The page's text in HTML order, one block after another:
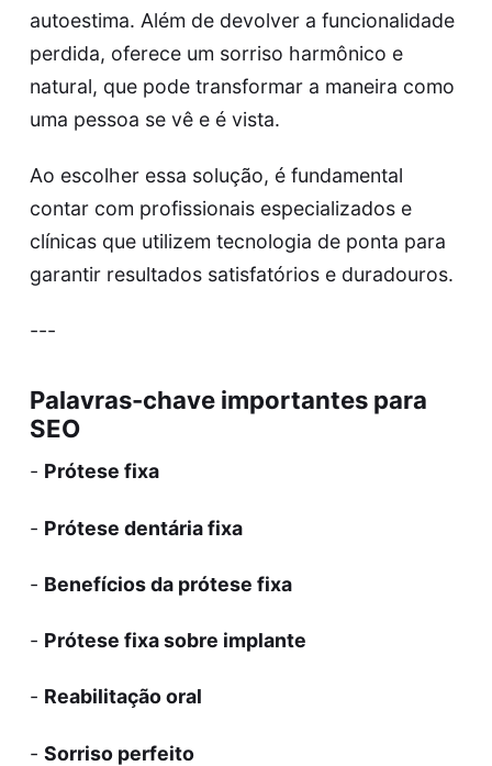
autoestima. Além de devolver a funcionalidade
perdida, oferece um sorriso harmônico e
natural, que pode transformar a maneira como
uma pessoa se vê e é vista.
Ao escolher essa solução, é fundamental
contar com profissionais especializados e
clínicas que utilizem tecnologia de ponta para
garantir resultados satisfatórios e duradouros.
---
Palavras-chave importantes para
SEO
- Prótese fixa
- Prótese dentária fixa
- Benefícios da prótese fixa
- Prótese fixa sobre implante
- Reabilitação oral
- Sorriso perfeito